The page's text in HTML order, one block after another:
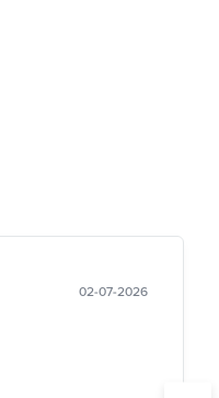
02-07-2026